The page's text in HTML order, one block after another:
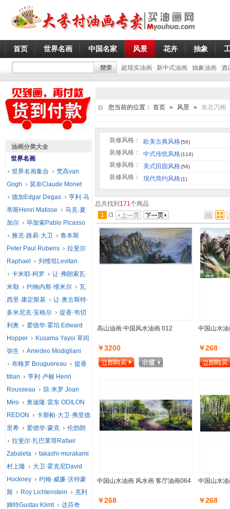
首页 世界名画 中国名家 风景 花卉 抽象
超现实油画 新中式油画 抽象油画 酒
您当前的位置： 首页 » 风景 » 东北刀画
装修风格： 欧美古典风格(56)
装修风格： 中式传统风格(114)
装修风格： 美式田园风格(56)
装修风格： 现代简约风格(1)
总共找到 171个商品
1
/3
高山油画 中国风水油画 012
￥3200
中国山水
￥268
中国山水油画 风水画 客厅油画064
￥268
中国山水
￥268
油画分类大全
世界名画
世界名画集合
梵高van
Gogh
莫奈Claude Monet
德加Edgar Degas
亨利·马
蒂斯Henri Matisse
马克·夏
加尔
毕加索Pablo Picasso
雅克·路易·大卫
鲁本斯
Peter Paul Rubens
拉斐尔
Raphael
列维坦Levitan
卡米耶·柯罗
让·弗朗索瓦·
米勒
约翰内斯·维米尔
瓦
西里·康定斯基
让·奥古斯特·
多米尼克·安格尔
提香·韦切
利奥
爱德华·霍珀 Edward
Hopper
Kusama Yayoi 草间
弥生
Amedeo Modigliani
布格罗 Bouguereau
提香
titian
亨利·卢梭 Henri
Rousseau
琼·米罗 Joan
Miro
奥迪隆·雷东 ODILON
REDON
卡斯帕·大卫·弗里德
里希
爱德华·蒙克
伦勃朗
拉斐尔·扎巴莱塔Rafael
Zabaleta
takashi-murakami
村上隆
大卫·霍克尼David
Hockney
约翰·威廉·沃特豪
斯
Roy Lichtenstein
克利
姆特Gustav Klimt
达芬奇